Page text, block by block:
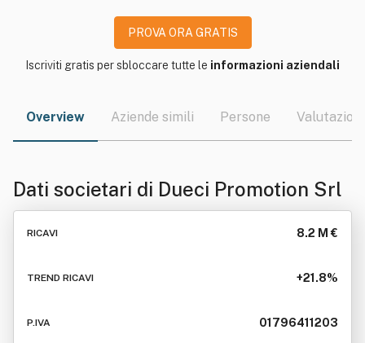
PROVA ORA GRATIS
Iscriviti gratis per sbloccare tutte le informazioni aziendali
Overview Aziende simili Persone Valutazioni
Dati societari di Dueci Promotion Srl
RICAVI 8.2 M €
TREND RICAVI +21.8%
P.IVA 01796411203